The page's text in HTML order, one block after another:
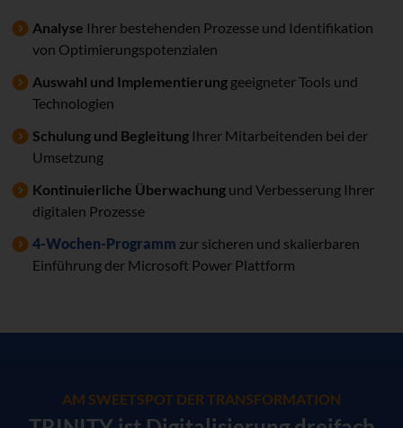
Analyse Ihrer bestehenden Prozesse und Identifikation
von Optimierungspotenzialen
Auswahl und Implementierung geeigneter Tools und
Technologien
Schulung und Begleitung Ihrer Mitarbeitenden bei der
Umsetzung
Kontinuierliche Überwachung und Verbesserung Ihrer
digitalen Prozesse
4-Wochen-Programm zur sicheren und skalierbaren
Einführung der Microsoft Power Plattform
AM SWEETSPOT DER TRANSFORMATION